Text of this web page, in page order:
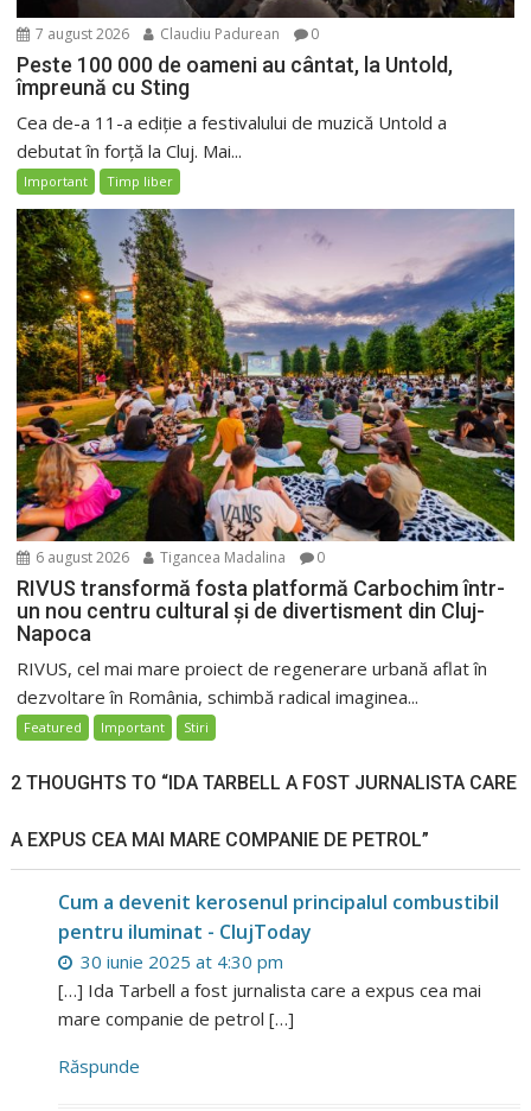
7 august 2026 Claudiu Padurean 0
Peste 100 000 de oameni au cântat, la Untold,
împreună cu Sting
Cea de-a 11-a ediție a festivalului de muzică Untold a
debutat în forță la Cluj. Mai...
Important Timp liber
6 august 2026 Tigancea Madalina 0
RIVUS transformă fosta platformă Carbochim într-
un nou centru cultural și de divertisment din Cluj-
Napoca
RIVUS, cel mai mare proiect de regenerare urbană aflat în
dezvoltare în România, schimbă radical imaginea...
Featured Important Stiri
2 THOUGHTS TO “IDA TARBELL A FOST JURNALISTA CARE
A EXPUS CEA MAI MARE COMPANIE DE PETROL”
Cum a devenit kerosenul principalul combustibil
pentru iluminat - ClujToday
30 iunie 2025 at 4:30 pm
[…] Ida Tarbell a fost jurnalista care a expus cea mai
mare companie de petrol […]
Răspunde